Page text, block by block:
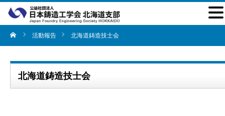
活動報告 北海道鋳造技士会
北海道鋳造技士会